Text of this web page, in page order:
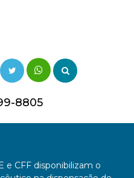
8805
e CFF disponibilizam o